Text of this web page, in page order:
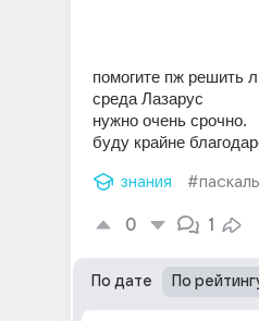
помогите пж решить
среда Лазарус
нужно очень срочно.
буду крайне
знания #паскаль
0 1
По дате По